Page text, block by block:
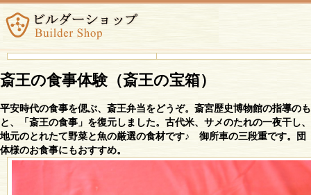
斎王の食事体験（斎王の宝箱）
平安時代の食事を偲ぶ、斎王弁当をどうぞ。斎宮歴史博物館の指導のも
と、「斎王の食事」を復元しました。古代米、サメのたれの一夜干し、
地元のとれたて野菜と魚の厳選の食材です♪ 御所車の三段重です。団
体様のお食事にもおすすめ。